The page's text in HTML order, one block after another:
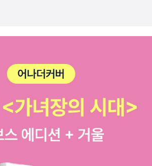
들은 많지만머릿속이 복잡하니 만화라 조금
작했다.박시백이란 이름만으로 초판본 구입했
에게 읽다 끊기는 게 싫어서완간이 된 올해 다
는데도 처음 같은 기분이다.가벼운 마음으로
가볍지가 않다.역시 두번 세번 읽어야 할 책이
들이 너무 많다. ㅠ.ㅠ우선 <토지>부터 읽고서!